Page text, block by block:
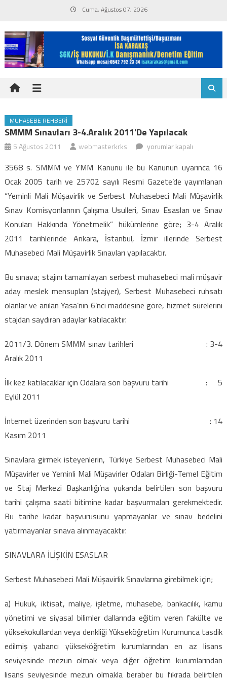
content
Cuma, Ağustos 07, 2026
MUHASEBE REHBERI
SMMM Sınavları 3-4.Aralık 2011'de Yapılacak
5 Ağustos 2011 webmasterkrks
SMMM
3-
4.Aralık
2011'de
yapılacak
için
yorumlar kapalı
3568 s. SMMM ve YMM Kanunu ile bu Kanunun uyarınca 16
Ocak 2005 tarih ve 25702 sayılı Resmi Gazete’de yayımlanan
“Yeminli Mali Müşavirlik ve Serbest Muhasebeci Mali Müşavirlik
Sınav Komisyonlarının Çalışma Usulleri, Sınav Esasları ve Sınav
Konuları Hakkında Yönetmelik” hükümlerine göre; 3-4 Aralık
2011 tarihlerinde Ankara, İstanbul, İzmir illerindeSerbest
Muhasebeci Mali Müşavirlik Sınavları yapılacaktır.
Bu sınava; stajını tamamlayan serbest muhasebeci mali müşavir
aday meslek mensupları (stajyer), Serbest Muhasebeci ruhsatı
olanlar ve anılan Yasa’nın 6’ncı maddesine göre, hizmet sürelerini
stajdan saydıran adaylar katılacaktır.
2011/3. Dönem SMMM sınav tarihleri : 3-4
Aralık 2011
İlk kez katılacaklar için Odalara son başvuru tarihi : 5
Eylül 2011
İnternet üzerinden son başvuru tarihi : 14
Kasım 2011
Sınavlara girmek isteyenlerin, Türkiye Serbest Muhasebeci Mali
Müşavirler ve Yeminli Mali Müşavirler Odaları Birliği-Temel Eğitim
ve Staj Merkezi Başkanlığı’na yukarıda belirtilen son başvuru
tarihi çalışma saati bitimine kadar başvurmaları gerekmektedir.
Bu tarihe kadar başvurusunu yapmayanlar ve sınav bedelini
yatırmayanlar sınava alınmayacaktır.
SINAVLARA İLİŞKİN ESASLAR
Serbest Muhasebeci Mali Müşavirlik Sınavlarına girebilmek için;
a) Hukuk, iktisat, maliye, işletme, muhasebe, bankacılık, kamu
yönetimi ve siyasal bilimler dallarında eğitim veren fakülte ve
yüksekokullardan veya denkliği Yükseköğretim Kurumunca tasdik
edilmiş yabancı yükseköğretim kurumlarından en az lisans
seviyesinde mezun olmak veya diğer öğretim kurumlarından
lisans seviyesinde mezun olmakla beraber bu fıkrada belirtilen